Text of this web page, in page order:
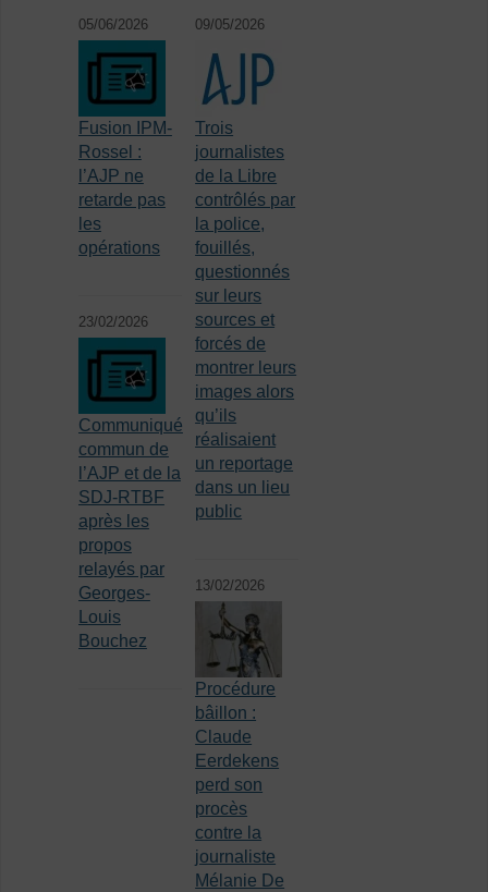
05/06/2026
Fusion IPM-
Rossel :
l’AJP ne
retarde pas
les
opérations
09/05/2026
Trois
journalistes
de la Libre
contrôlés par
la police,
fouillés,
questionnés
sur leurs
sources et
forcés de
montrer leurs
images alors
qu’ils
réalisaient
un reportage
dans un lieu
public
23/02/2026
Communiqué
commun de
l’AJP et de la
SDJ-RTBF
après les
propos
relayés par
Georges-
Louis
Bouchez
13/02/2026
Procédure
bâillon :
Claude
Eerdekens
perd son
procès
contre la
journaliste
Mélanie De